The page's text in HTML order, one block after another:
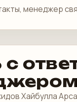
менеджер
с
Хайбулла